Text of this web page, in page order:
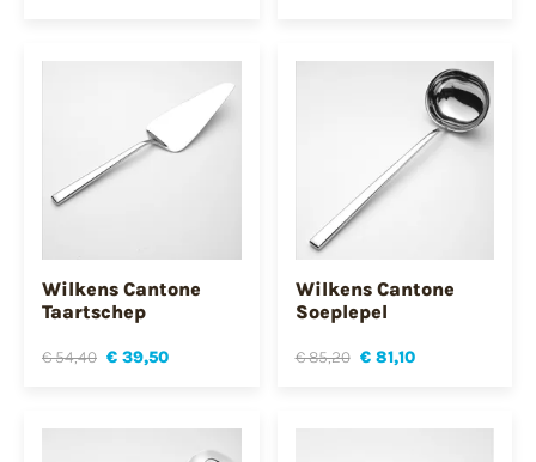
Wilkens Cantone
Taartschep
€ 54,40 € 39,50
Wilkens Cantone
Soeplepel
€ 85,20 € 81,10